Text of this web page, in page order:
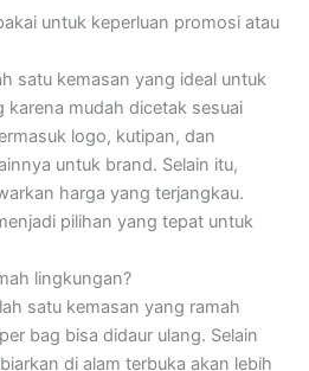
untuk keperluan promosi atau
satu kemasan yang ideal untuk
mudah dicetak sesuai
logo, kutipan, dan
untuk brand. Selain itu,
harga yang terjangkau.
pilihan yang tepat untuk
lingkungan?
satu kemasan yang ramah
bag bisa didaur ulang. Selain
di alam terbuka akan lebih